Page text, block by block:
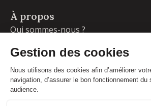
À propos
Qui sommes-nous ?
Livraisons et retours
Blog
Votre compte